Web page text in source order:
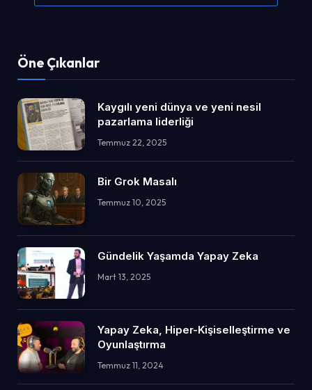
Öne Çıkanlar
Kaygılı yeni dünya ve yeni nesil
pazarlama liderliği
Temmuz 22, 2025
Bir Grok Masalı
Temmuz 10, 2025
Gündelik Yaşamda Yapay Zeka
Mart 13, 2025
Yapay Zeka, Hiper-Kişiselleştirme ve
Oyunlaştırma
Temmuz 11, 2024